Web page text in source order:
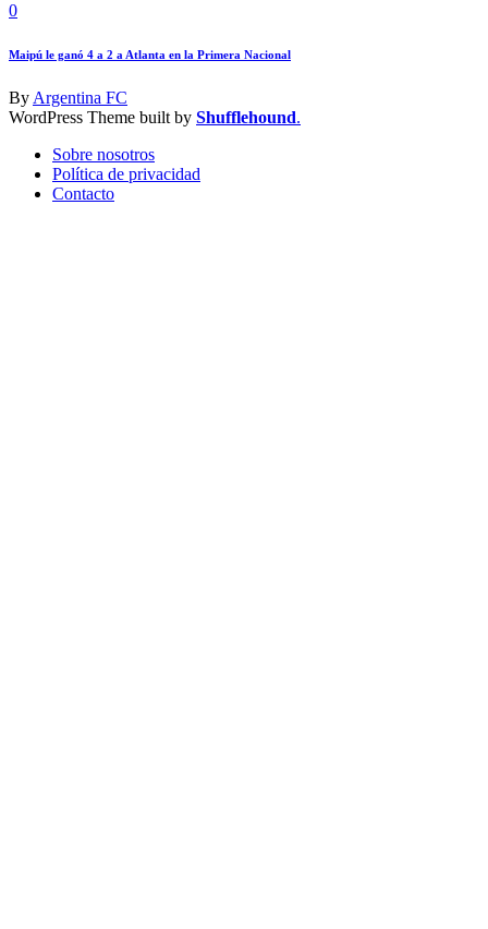
0
Maipú le ganó 4 a 2 a Atlanta en la Primera Nacional
ByArgentina FC
WordPress Theme built by Shufflehound.
Sobre nosotros
Política de privacidad
Contacto